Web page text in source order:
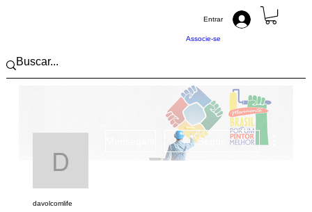
Associe-se
Entrar
davolcomlife
Seguir
davolcomlife